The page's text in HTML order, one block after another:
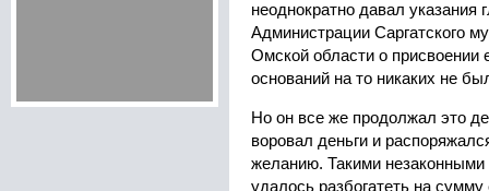
неоднократно давал указания
Администрации Саргатского
Омской области о присвоении
оснований на то никаких не
Но он все же продолжал это
воровал деньги и
желанию. Такими
удалось разбогатеть на